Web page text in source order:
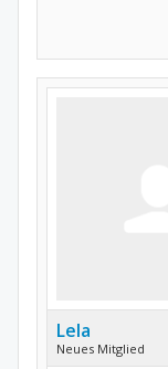
Lela
Neues Mitglied